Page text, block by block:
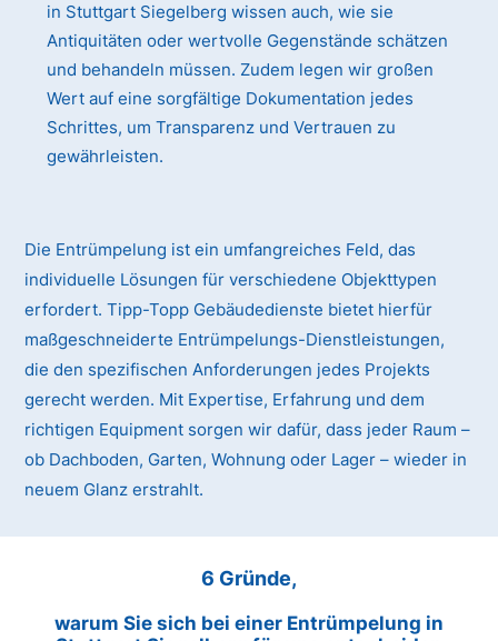
in Stuttgart Siegelberg wissen auch, wie sie
Antiquitäten oder wertvolle Gegenstände schätzen
und behandeln müssen. Zudem legen wir großen
Wert auf eine sorgfältige Dokumentation jedes
Schrittes, um Transparenz und Vertrauen zu
gewährleisten.
Die Entrümpelung ist ein umfangreiches Feld, das
individuelle Lösungen für verschiedene Objekttypen
erfordert. Tipp-Topp Gebäudedienste bietet hierfür
maßgeschneiderte Entrümpelungs-Dienstleistungen,
die den spezifischen Anforderungen jedes Projekts
gerecht werden. Mit Expertise, Erfahrung und dem
richtigen Equipment sorgen wir dafür, dass jeder Raum –
ob Dachboden, Garten, Wohnung oder Lager – wieder in
neuem Glanz erstrahlt.
6 Gründe,
warum Sie sich bei einer Entrümpelung in